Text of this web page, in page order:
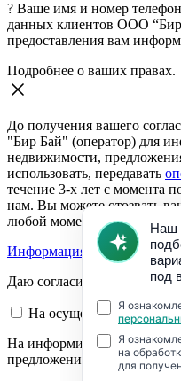
? Ваше имя и номер
данных клиентов ООО “Бир
предоставления вам
Подробнее о ваших правах.
До получения вашего
"Бир Бай" (оператор) для
недвижимости,
использовать, передавать
течение 3-х лет с момента
нам. Вы можете отозвать
любой момент.
Информация о согласии на
Даю согласие:
На осуществление
На информирование об
предложениях и акциях